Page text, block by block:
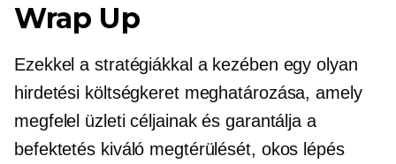
Wrap Up
Ezekkel a stratégiákkal a kezében egy olyan
hirdetési költségkeret meghatározása, amely
megfelel üzleti céljainak és garantálja a
befektetés kiváló megtérülését, okos lépés